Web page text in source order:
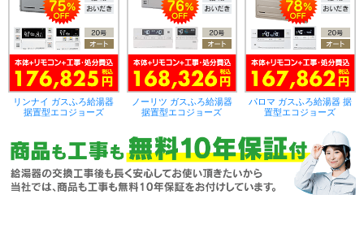
リンナイ ガスふろ給湯器
据置型エコジョーズ
ノーリツ ガスふろ給湯器
据置型エコジョーズ
パロマ ガスふろ給湯器 据
置型エコジョーズ